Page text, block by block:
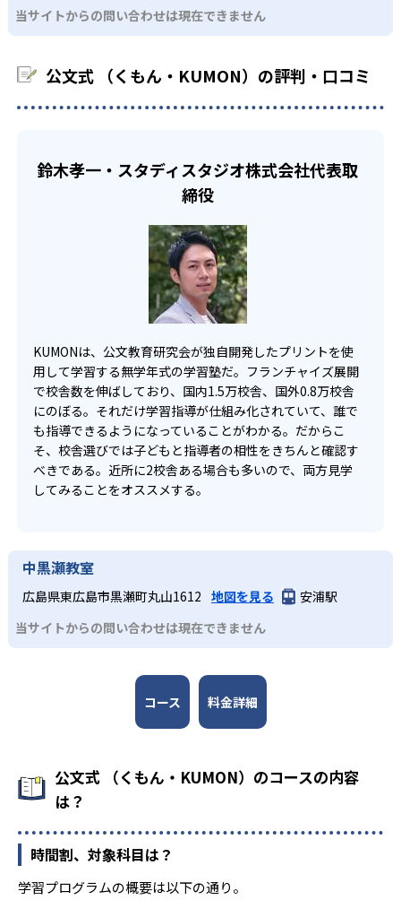
03 フレキシブルな受講スタイル
KUMONでは、教室が開いている時間内であれば、何曜日に
い中高生にも通室しやすい。また、教室によっては自宅か
る。苦手な科目でも自分で解けた達成感を味わうことで、
少しずつ苦手意識を克服できるだろう。
中学生・高校生
部活や習い事と両立したい生徒向け
宿題の量や進め方に関しては、いつでも気軽に相談可能
KUMONでは、中高生のクラスでも数学・英語・国語の3教
科に限られるため、その他の教科に関しては他塾を検討す
当サイトからの問い合わせは現在できません
公文式 （くもん・KUMON）の評判・口コミ
鈴木孝一・スタディスタジオ株式会社代表取
締役
KUMONは、公文教育研究会が独自開発したプリントを使
用して学習する無学年式の学習塾だ。フランチャイズ展開
で校舎数を伸ばしており、国内1.5万校舎、国外0.8万校舎
にのぼる。それだけ学習指導が仕組み化されていて、誰で
も指導できるようになっていることがわかる。だからこ
そ、校舎選びでは子どもと指導者の相性をきちんと確認す
べきである。近所に2校舎ある場合も多いので、両方見学
してみることをオススメする。
中黒瀬教室
広島県東広島市黒瀬町丸山1612 地図を見る
安浦駅
当サイトからの問い合わせは現在できません
コース 料金詳細
公文式 （くもん・KUMON）のコースの内容
は？
時間割、対象科目は？
学習プログラムの概要は以下の通り。